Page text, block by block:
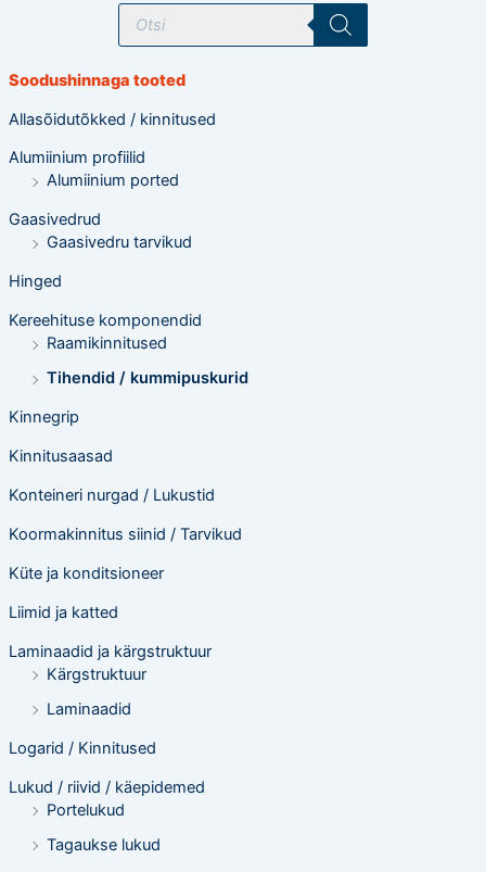
T
o
t
o
t
s
i
n
Soodushinnaga tooted
Allasõidutõkked / kinnitused
Alumiinium profiilid
Alumiinium ported
Gaasivedrud
Gaasivedru tarvikud
Hinged
Kereehituse komponendid
Raamikinnitused
Tihendid / kummipuskurid
Kinnegrip
Kinnitusaasad
Konteineri nurgad / Lukustid
Koormakinnitus siinid / Tarvikud
Küte ja konditsioneer
Liimid ja katted
Laminaadid ja kärgstruktuur
Kärgstruktuur
Laminaadid
Logarid / Kinnitused
Lukud / riivid / käepidemed
Portelukud
Tagaukse lukud